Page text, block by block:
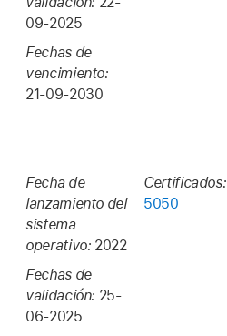
09-2025
Fechas de
vencimiento:
21-09-2030
Fecha de
lanzamiento del
sistema
operativo: 2022
Fechas de
validación: 25-
06-2025
Certificados:
5050